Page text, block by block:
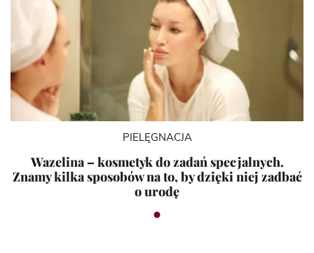
PIELĘGNACJA
Wazelina – kosmetyk do zadań specjalnych.
Znamy kilka sposobów na to, by dzięki niej zadbać
o urodę